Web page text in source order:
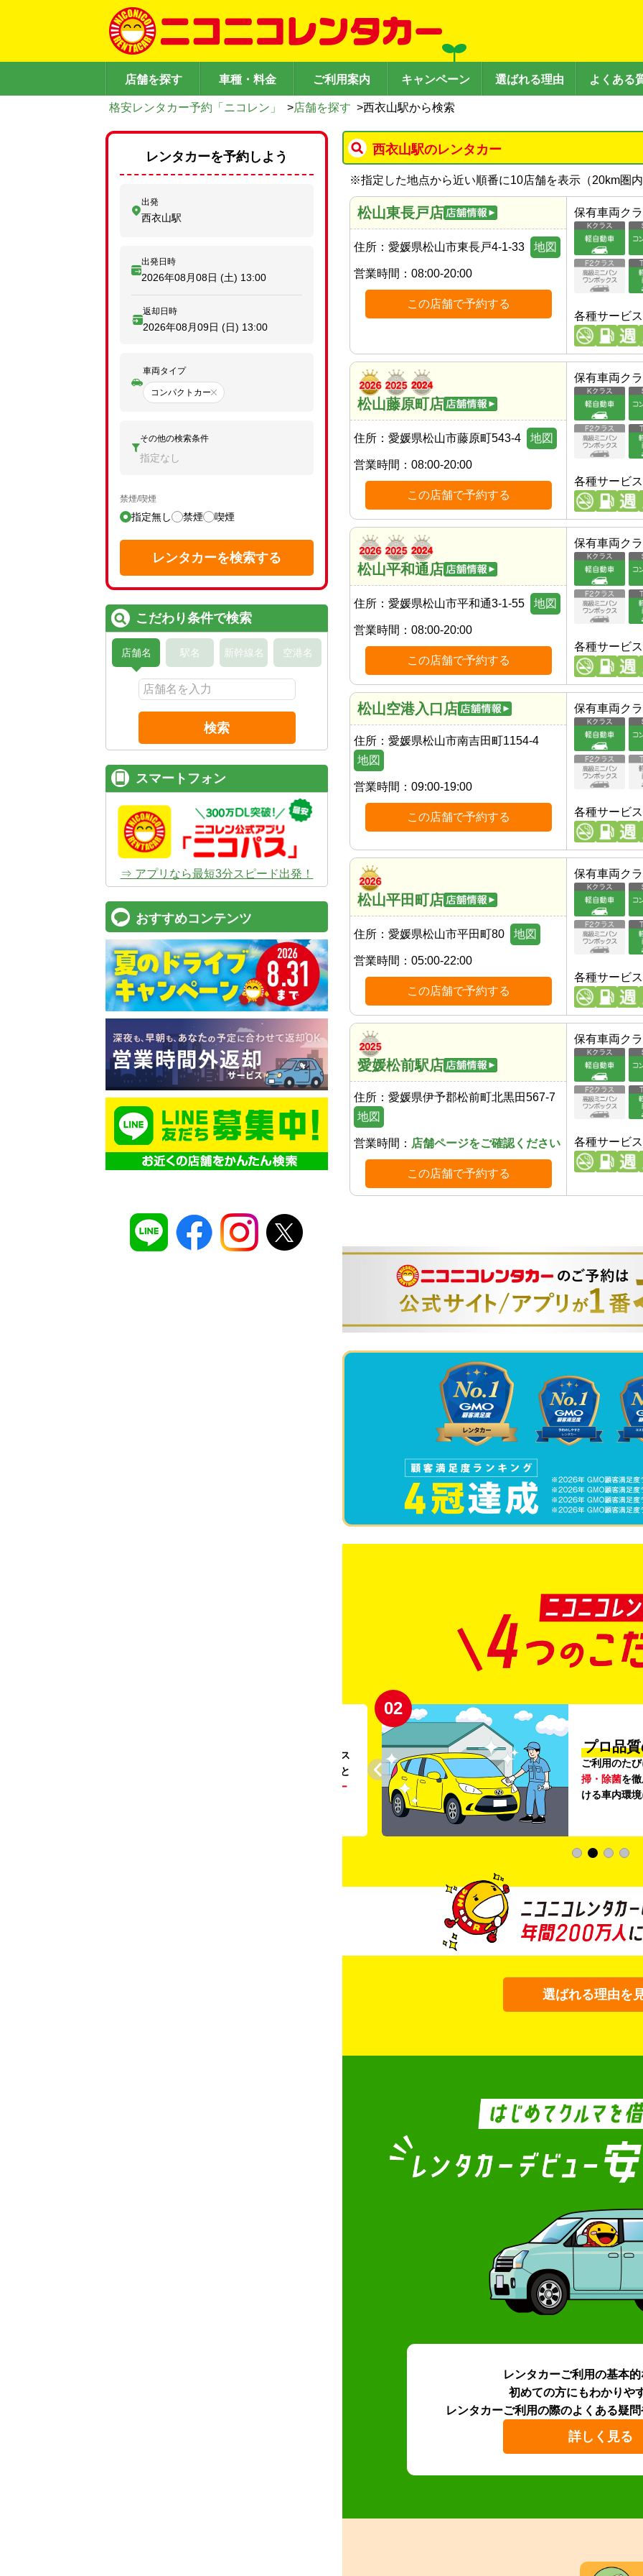
店舗を探す 車種・料金 ご利用案内 キャンペーン 選ばれる理由 よくある
格安レンタカー予約「ニコレン」 >店舗を探す >西衣山駅から検索
西衣山駅のレンタカー
※指定した地点から近い順番に10店舗を表示（20km圏
松山東長戸店
住所： 愛媛県松山市東長戸4-1-33 地図
営業時間： 08:00-20:00
この店舗で予約する
保有車両ク
各種サービス
松山藤原町店
住所： 愛媛県松山市藤原町543-4 地図
営業時間： 08:00-20:00
この店舗で予約する
保有車両ク
各種サービス
松山平和通店
住所： 愛媛県松山市平和通3-1-55 地図
営業時間： 08:00-20:00
この店舗で予約する
保有車両ク
各種サービス
松山空港入口店
住所： 愛媛県松山市南吉田町1154-4
地図
営業時間： 09:00-19:00
この店舗で予約する
保有車両ク
各種サービス
松山平田町店
住所： 愛媛県松山市平田町80 地図
営業時間： 05:00-22:00
この店舗で予約する
保有車両ク
各種サービス
愛媛松前駅店
住所： 愛媛県伊予郡松前町北黒田567-7
地図
営業時間： 店舗ページをご確認ください
この店舗で予約する
保有車両ク
各種サービス
。ガソリンス
タンドや整備工場の既存インフラを活用すること
リー
02
プロ品
ご利用のた
掃・除菌を
ける車内環
選ばれる理由を
レンタカーご利用の基本
初めての方にもわかりや
レンタカーご利用の際のよくある疑問
詳しく見る
レンタカーを予約しよう
出発
西衣山駅
出発日時
2026年08月08日 (土) 13:00
返却日時
2026年08月09日 (日) 13:00
車両タイプ
コンパクトカー
その他の検索条件
指定なし
禁煙/喫煙
指定無し 禁煙 喫煙
レンタカーを検索する
こだわり条件で検索
店舗名 駅名 新幹線名 空港名
検索
スマートフォン
⇒ アプリなら最短3分スピード出発！
おすすめコンテンツ